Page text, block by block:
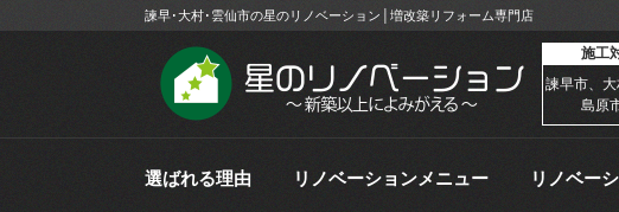
諫早･大村･雲仙市の星のリノベーション│増改築リフォーム専門店
施工
諫早市、大
島原
選ばれる理由 リノベーションメニュー リノベー